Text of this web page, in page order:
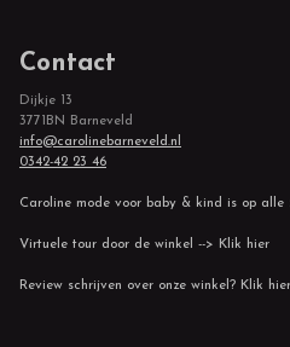
Contact
Dijkje 13
3771BN Barneveld
info@carolinebarneveld.nl
0342-42 23 46
Caroline mode voor baby & kind is op alle
Virtuele tour door de winkel --> Klik hier
Review schrijven over onze winkel? Klik hier